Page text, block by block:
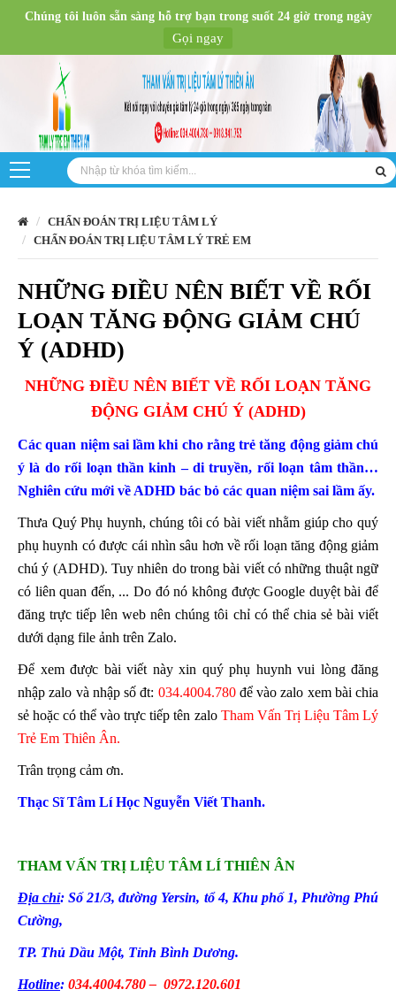
Chúng tôi luôn sẵn sàng hỗ trợ bạn trong suốt 24 giờ trong ngày
Gọi ngay
CHẨN ĐOÁN TRỊ LIỆU TÂM LÝ
CHẨN ĐOÁN TRỊ LIỆU TÂM LÝ TRẺ EM
NHỮNG ĐIỀU NÊN BIẾT VỀ RỐI
LOẠN TĂNG ĐỘNG GIẢM CHÚ
Ý (ADHD)
NHỮNG ĐIỀU NÊN BIẾT VỀ RỐI LOẠN TĂNG
ĐỘNG GIẢM CHÚ Ý (ADHD)
Các quan niệm sai lầm khi cho rằng trẻ tăng động giảm chú
ý là do rối loạn thần kinh – di truyền, rối loạn tâm thần…
Nghiên cứu mới về ADHD bác bỏ các quan niệm sai lầm ấy.
Thưa Quý Phụ huynh, chúng tôi có bài viết nhằm giúp cho quý
phụ huynh có được cái nhìn sâu hơn về rối loạn tăng động giảm
chú ý (ADHD). Tuy nhiên do trong bài viết có những thuật ngữ
có liên quan đến, ... Do đó nó không được Google duyệt bài để
đăng trực tiếp lên web nên chúng tôi chỉ có thể chia sẻ bài viết
dưới dạng file ảnh trên Zalo.
Để xem được bài viết này xin quý phụ huynh vui lòng đăng
nhập zalo và nhập số đt: 034.4004.780để vào zalo xem bài chia
sẻ hoặc có thể vào trực tiếp tên zalo Tham Vấn Trị Liệu Tâm Lý
Trẻ Em Thiên Ân.
Trân trọng cảm ơn.
Thạc Sĩ Tâm Lí Học Nguyễn Viết Thanh.
THAM VẤN TRỊ LIỆU TÂM LÍ THIÊN ÂN
Địa chỉ: Số 21/3, đường Yersin, tổ 4, Khu phố 1, Phường Phú
Cường,
TP. Thủ Dầu Một, Tỉnh Bình Dương.
Hotline: 034.4004.780 – 0972.120.601